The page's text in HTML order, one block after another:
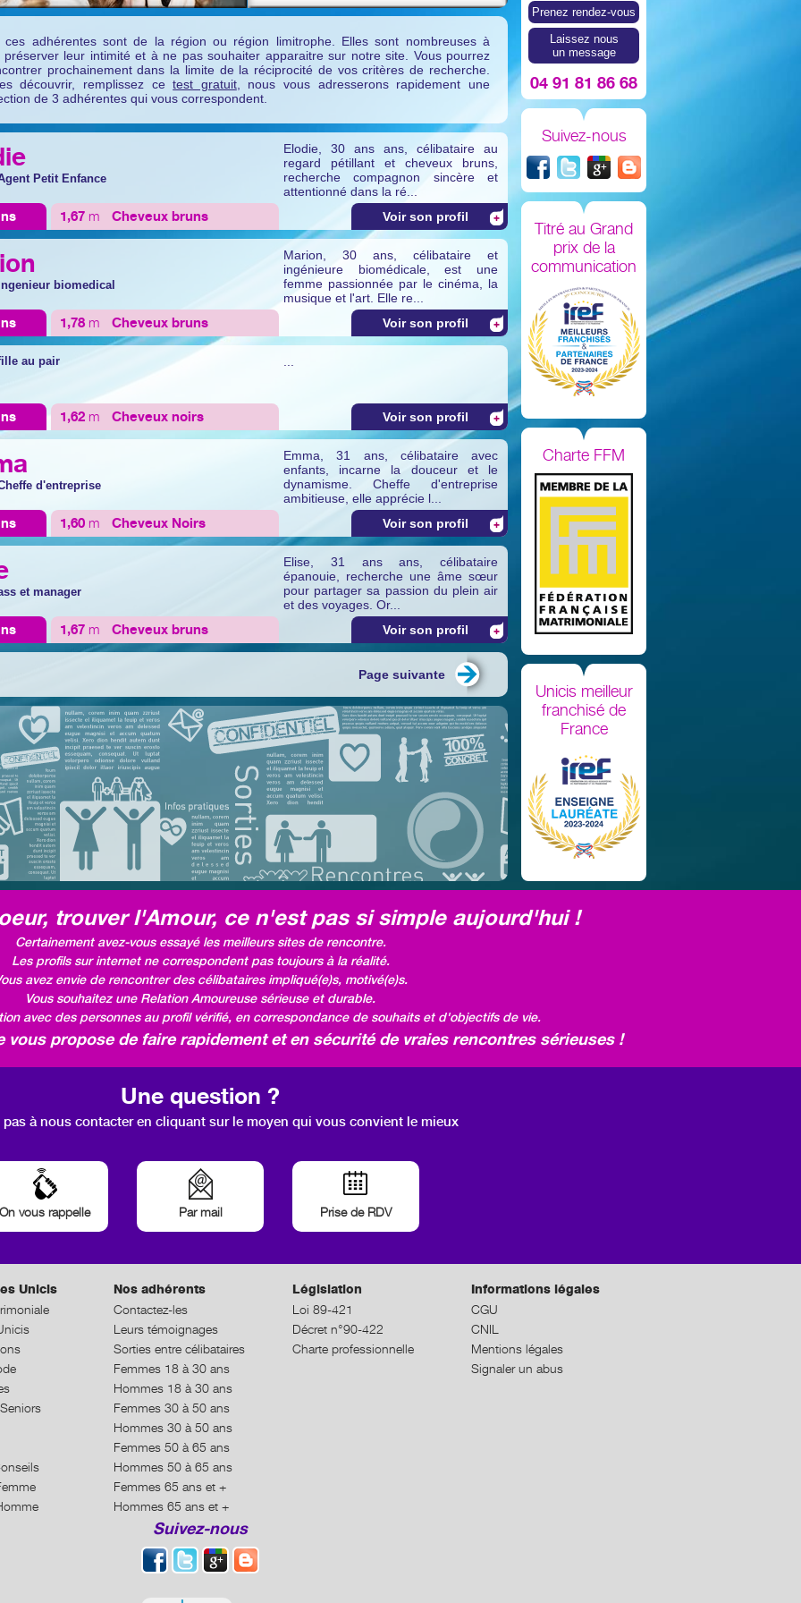
ces adhérentes sont de la région ou région limitrophe. Elles sont nombreuses à
préserver leur intimité et à ne pas souhaiter apparaitre sur notre site. Vous pourrez
prochainement dans la limite de la réciprocité de vos critères de recherche.
découvrir, remplissez cetest gratuit, nous vous adresserons rapidement une
de 3 adhérentes qui vous correspondent.
Petit Enfance
1,67 m Cheveux bruns
Elodie, 30 ans ans, célibataire au
regard pétillant et cheveux bruns,
recherche compagnon sincère et
attentionné dans la ré...
Voir son profil
biomedical
1,78 m Cheveux bruns
Marion, 30 ans, célibataire et
ingénieure biomédicale, est une
femme passionnée par le cinéma, la
musique et l'art. Elle re...
Voir son profil
au pair
1,62 m Cheveux noirs Voir son profil
d'entreprise
1,60 m Cheveux Noirs
Emma, 31 ans, célibataire avec
enfants, incarne la douceur et le
dynamisme. Cheffe d'entreprise
ambitieuse, elle apprécie l...
Voir son profil
et manager
1,67 m Cheveux bruns
Elise, 31 ans ans, célibataire
épanouie, recherche une âme sœur
pour partager sa passion du plein air
et des voyages. Or...
Voir son profil
Page suivante
Prenez rendez-vous
Laissez nous
un message
04 91 81 86 68
Suivez-nous
Titré au Grand
prix de la
communication
Charte FFM
Unicis meilleur
franchisé de
France
trouver l'Amour, ce n'est pas si simple aujourd'hui !
Certainement avez-vous essayé les meilleurs sites de rencontre.
Les profils sur internet ne correspondent pas toujours à la réalité.
avez envie de rencontrer des célibataires impliqué(e)s, motivé(e)s.
Vous souhaitez une Relation Amoureuse sérieuse et durable.
avec des personnes au profil vérifié, en correspondance de souhaits et d'objectifs de vie.
vous propose de faire rapidement et en sécurité de vraies rencontres sérieuses !
Une question ?
pas à nous contacter en cliquant sur le moyen qui vous convient le mieux
On vous rappelle Par mail Prise de RDV
Unicis
Nos adhérents
Contactez-les
Leurs témoignages
Sorties entre célibataires
Femmes 18 à 30 ans
Hommes 18 à 30 ans
Femmes 30 à 50 ans
Hommes 30 à 50 ans
Femmes 50 à 65 ans
Hommes 50 à 65 ans
Femmes 65 ans et +
Hommes 65 ans et +
Législation
Loi 89-421
Décret n°90-422
Charte professionnelle
Informations légales
CGU
CNIL
Mentions légales
Signaler un abus
Suivez-nous